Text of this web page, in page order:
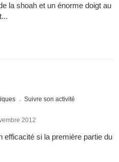
la shoah et un énorme doigt au
Suivre son activité
2012
efficacité si la première partie du